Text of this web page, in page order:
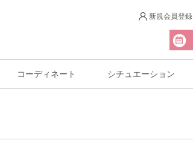
新規会員登録
コーディネート シチュエーション